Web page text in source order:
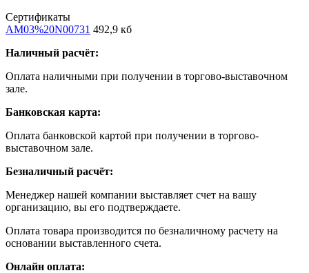
Сертификаты
AM03%20N00731 492,9 кб
Наличный расчёт:
Оплата наличными при получении в торгово-выставочном
зале.
Банковская карта:
Оплата банковской картой при получении в торгово-
выставочном зале.
Безналичный расчёт:
Менеджер нашей компании выставляет счет на вашу
организацию, вы его подтверждаете.
Оплата товара производится по безналичному расчету на
основании выставленного счета.
Онлайн оплата: